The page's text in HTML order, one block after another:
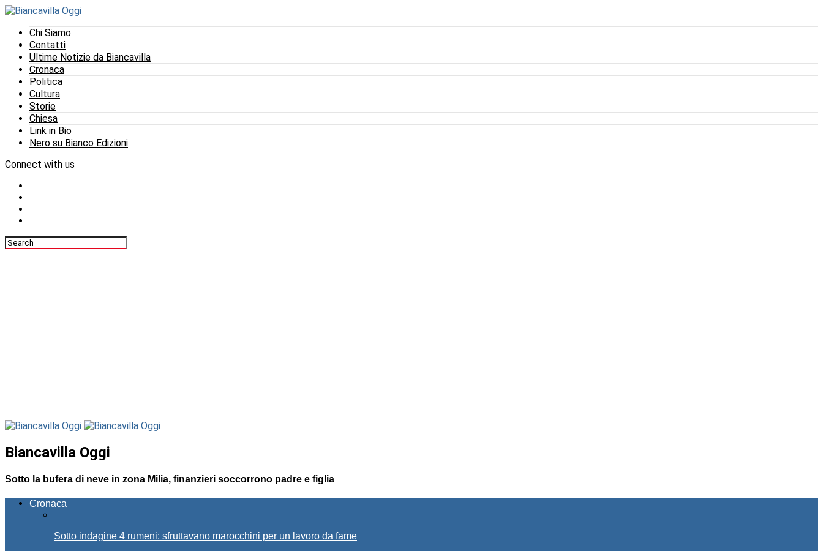
Chi Siamo
Contatti
Ultime Notizie da Biancavilla
Cronaca
Politica
Cultura
Storie
Chiesa
Link in Bio
Nero su Bianco Edizioni
Connect with us
Biancavilla Oggi
Sotto la bufera di neve in zona Milia, finanzieri soccorrono padre e figlia
Cronaca
Sotto indagine 4 rumeni: sfruttavano marocchini per un lavoro da fame